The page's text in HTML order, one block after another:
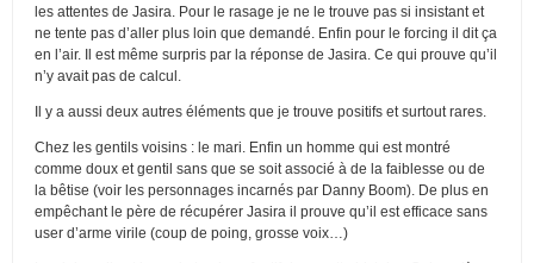
les attentes de Jasira. Pour le rasage je ne le trouve pas si insistant et
ne tente pas d’aller plus loin que demandé. Enfin pour le forcing il dit ça
en l’air. Il est même surpris par la réponse de Jasira. Ce qui prouve qu’il
n’y avait pas de calcul.
Il y a aussi deux autres éléments que je trouve positifs et surtout rares.
Chez les gentils voisins : le mari. Enfin un homme qui est montré
comme doux et gentil sans que se soit associé à de la faiblesse ou de
la bêtise (voir les personnages incarnés par Danny Boom). De plus en
empêchant le père de récupérer Jasira il prouve qu’il est efficace sans
user d’arme virile (coup de poing, grosse voix…)